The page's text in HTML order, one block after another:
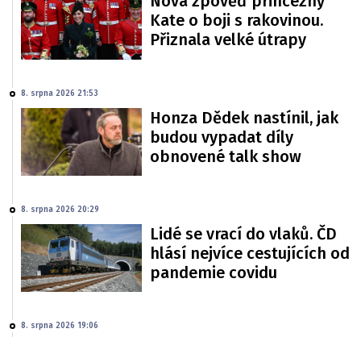
Kate o boji s rakovinou.
Přiznala velké útrapy
8. srpna 2026 21:53
Honza Dědek nastínil, jak
budou vypadat díly
obnovené talk show
8. srpna 2026 20:29
Lidé se vrací do vlaků. ČD
hlásí nejvíce cestujících od
pandemie covidu
8. srpna 2026 19:06